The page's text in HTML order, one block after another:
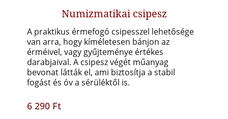
Numizmatikai csipesz
A praktikus érmefogó csipesszel lehetősége
van arra, hogy kíméletesen bánjon az
érméivel, vagy gyűjteménye értékes
darabjaival. A csipesz végét műanyag
bevonat látták el, ami biztosítja a stabil
fogást és óv a sérüléktől is.
6 290 Ft